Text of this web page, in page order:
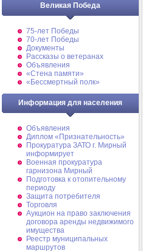
Великая Победа
75-лет Победы
70-лет Победы
Документы
Рассказы о ветеранах
Объявления
«Стена памяти»
«Бессмертный полк»
Информация для населения
Объявления
Диплом «Признательность»
Прокуратура ЗАТО г. Мирный
информирует
Военная прокуратура
гарнизона Мирный
Подготовка к отопительному
периоду
Защита потребителя
Торговля
Аукцион на право заключения
договора аренды недвижимого
имущества
Реестр муниципальных
маршрутов